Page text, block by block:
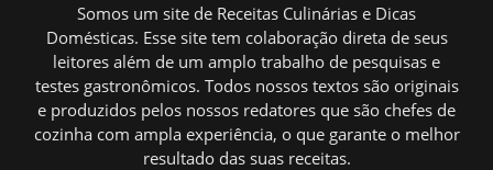
Somos um site de Receitas Culinárias e Dicas
Domésticas. Esse site tem colaboração direta de seus
leitores além de um amplo trabalho de pesquisas e
testes gastronômicos. Todos nossos textos são originais
e produzidos pelos nossos redatores que são chefes de
cozinha com ampla experiência, o que garante o melhor
resultado das suas receitas.